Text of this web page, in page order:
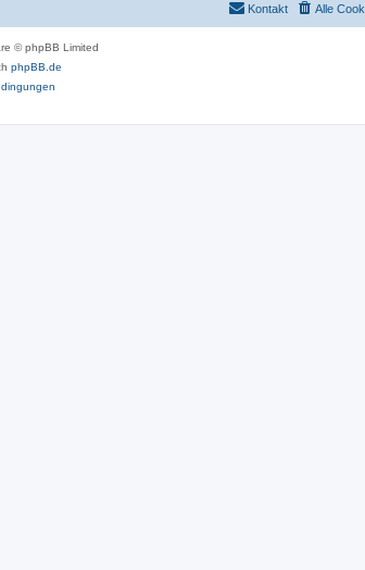
Alle
Kontakt
© phpBB Limited
phpBB.de